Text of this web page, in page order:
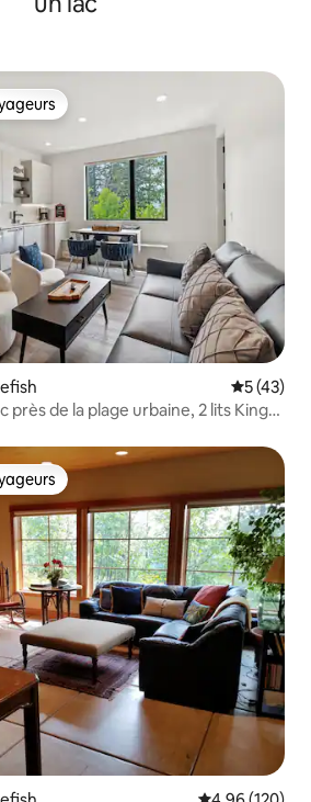
les plus appréciés
5 (43)
près de la plage urbaine, 2 lits King
les plus appréciés